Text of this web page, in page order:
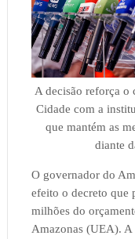
A decisão reforça o
Cidade com a
que mantém as
diante
O governador do
efeito o decreto que
milhões do
Amazonas (UEA). A